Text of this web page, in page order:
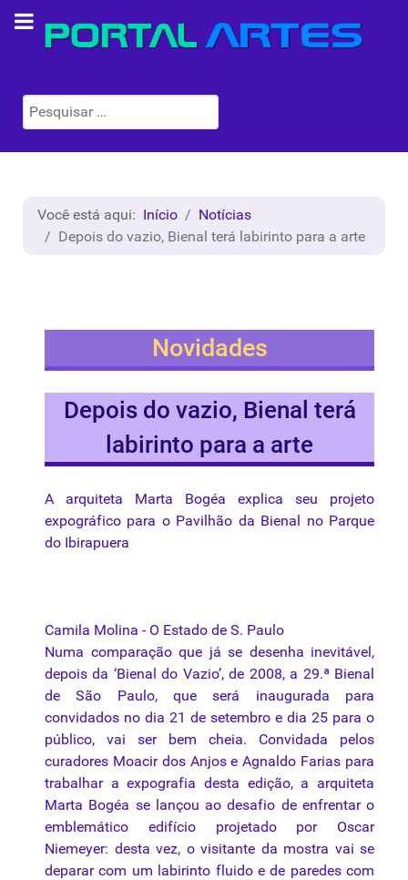
Pesquisar
Você está aqui: Início
Notícias
Depois do vazio, Bienal terá labirinto para a arte
Novidades
Depois do vazio, Bienal terá
labirinto para a arte
A arquiteta Marta Bogéa explica seu projeto
expográfico para o Pavilhão da Bienal no Parque
do Ibirapuera
Camila Molina - O Estado de S. Paulo
Numa comparação que já se desenha inevitável,
depois da ‘Bienal do Vazio’, de 2008, a 29.ª Bienal
de São Paulo, que será inaugurada para
convidados no dia 21 de setembro e dia 25 para o
público, vai ser bem cheia. Convidada pelos
curadores Moacir dos Anjos e Agnaldo Farias para
trabalhar a expografia desta edição, a arquiteta
Marta Bogéa se lançou ao desafio de enfrentar o
emblemático edifício projetado por Oscar
Niemeyer: desta vez, o visitante da mostra vai se
deparar com um labirinto fluido e de paredes com